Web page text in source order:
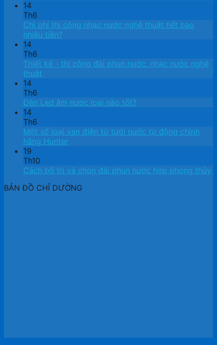
14
Th6
Chi phí thi công nhạc nước nghệ thuật hết bao
nhiêu tiền?
14
Th6
Thiết kế ​- thi công đài phun nước, nhạc nước nghệ
thuật
14
Th6
Đèn Led âm nước loại nào tốt?
14
Th6
Một số loại van điện từ tưới nước tự động chính
hãng Hunter
19
Th10
Cách bố trí và chọn đài phun nước hợp phong thủy
BẢN ĐỒ CHỈ DƯỜNG